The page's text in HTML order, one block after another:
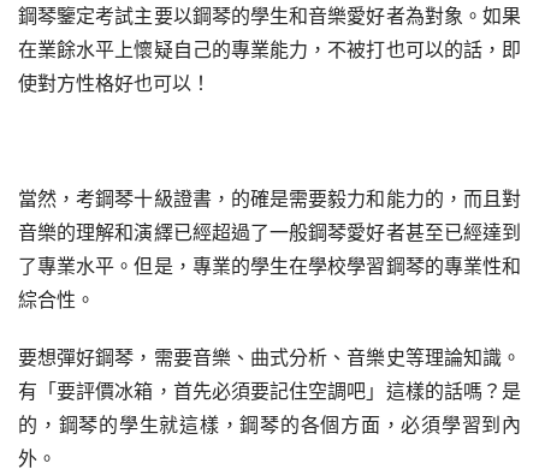
鋼琴鑒定考試主要以鋼琴的學生和音樂愛好者為對象。如果
在業餘水平上懷疑自己的專業能力，不被打也可以的話，即
使對方性格好也可以！
當然，考鋼琴十級證書，的確是需要毅力和能力的，而且對
音樂的理解和演繹已經超過了一般鋼琴愛好者甚至已經達到
了專業水平。但是，專業的學生在學校學習鋼琴的專業性和
綜合性。
要想彈好鋼琴，需要音樂、曲式分析、音樂史等理論知識。
有「要評價冰箱，首先必須要記住空調吧」這樣的話嗎？是
的，鋼琴的學生就這樣，鋼琴的各個方面，必須學習到內
外。